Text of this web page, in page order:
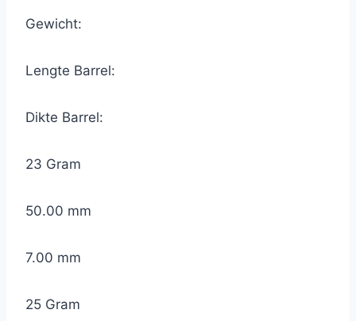
Gewicht:
Lengte Barrel:
Dikte Barrel:
23 Gram
50.00 mm
7.00 mm
25 Gram